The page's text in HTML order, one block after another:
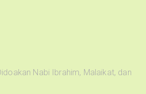
Nabi Ibrahim, Malaikat, dan